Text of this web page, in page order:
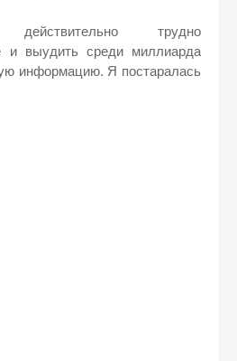
действительно трудно
и выудить среди миллиарда
информацию. Я постаралась